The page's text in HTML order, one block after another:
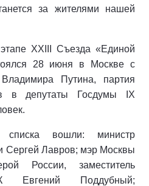
за жителями нашей
XXIII Съезда «Единой
28 июня в Москве с
Путина, партия
в депутаты Госдумы IX
вошли: министр
Сергей Лавров; мэр Москвы
России, заместитель
Евгений Поддубный;